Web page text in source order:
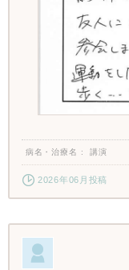
病名・治療名 講演
2026年06月投稿